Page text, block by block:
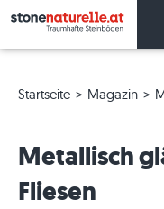
Startseite Magazin
Metallisch
Fliesen